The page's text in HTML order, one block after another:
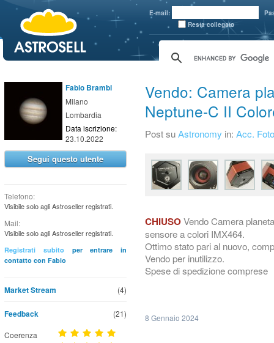
E-mail:
Resta collegato
Fabio Brambi
Milano
Lombardia
Data iscrizione:
23.10.2022
Segui questo utente
Telefono:
Visibile solo agli Astroseller registrati.
Mail:
Visibile solo agli Astroseller registrati.
Registrati subitoper entrare in
contatto con Fabio
(4)
Market Stream
Feedback (21)
Coerenza
Vendo: Camera
Neptune-C II
Post suAstronomy in: Acc.
CHIUSOVendo Camera
sensore a colori IMX464.
Ottimo stato pari al nuovo,
Vendo per inutilizzo.
Spese di spedizione comprese
8 Gennaio 2024